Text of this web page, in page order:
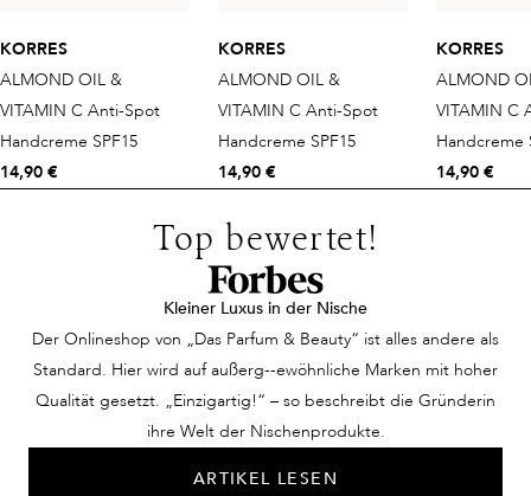
KORRES
ALMOND OIL &
VITAMIN C Anti-Spot
Handcreme SPF15
14,90 €
KORRES
ALMOND OIL &
VITAMIN C Anti-Spot
Handcreme SPF15
14,90 €
KORRES
ALMOND
VITAMIN C
Handcreme
14,90 €
Top bewertet!
Kleiner Luxus in der Nische
Der Onlineshop von „Das Parfum & Beauty“ ist alles andere als
Standard. Hier wird auf außerg--ewöhnliche Marken mit hoher
Qualität gesetzt. „Einzigartig!“ – so beschreibt die Gründerin
ihre Welt der Nischenprodukte.
ARTIKEL LESEN